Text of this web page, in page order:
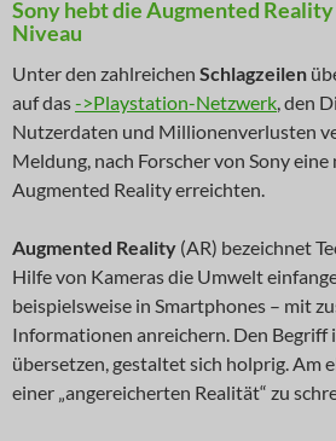
Sony hebt die Augmented
Niveau
Unter den zahlreichen Schlagzeilen
auf das->Playstation-Netzwerk, den
Nutzerdaten und Millionenverlusten
Meldung, nach Forscher von Sony eine
Augmented Reality erreichten.
Augmented Reality (AR) bezeichnet
Hilfe von Kameras die Umwelt
beispielsweise in Smartphones – mit
Informationen anreichern. Den Begriff
übersetzen, gestaltet sich holprig. Am
einer „angereicherten Realität“ zu